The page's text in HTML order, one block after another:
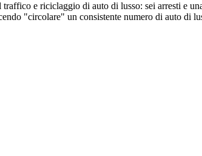
e riciclaggio di auto di lusso: sei arresti e
"circolare" un consistente numero di auto di